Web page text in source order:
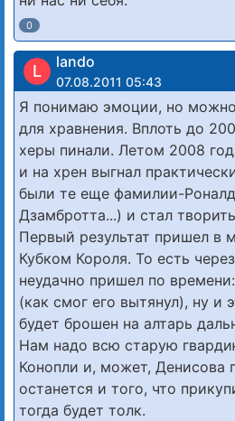
0
L lando
07.08.2011 05:43
Я понимаю эмоции, но можно
для хравнения. Вплоть до
херы пинали. Летом 2008
и на хрен выгнал
были те еще фамилии-
Дзамбротта...) и стал
Первый результат пришел в
Кубком Короля. То есть
неудачно пришел по
(как смог его вытянул), ну и
будет брошен на алтарь
Нам надо всю старую
Конопли и, может, Денисова
останется и того, что
тогда будет толк.